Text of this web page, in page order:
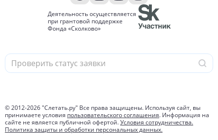
Деятельность осуществляется
при грантовой поддержке
Фонда «Сколково»
© 2012-2026"Слетать.ру" Все права защищены. Используя сайт, вы
принимаете условия пользовательского соглашения. Информация на
сайте не является публичной офертой.Условия сотрудничества.
Политика защиты и обработки персональных данных.